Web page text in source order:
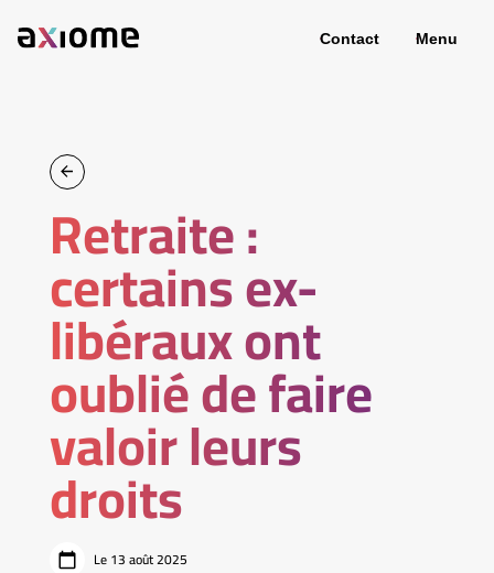
Contact Menu
Retraite :
certains ex-
libéraux ont
oublié de faire
valoir leurs
droits
Le 13 août 2025